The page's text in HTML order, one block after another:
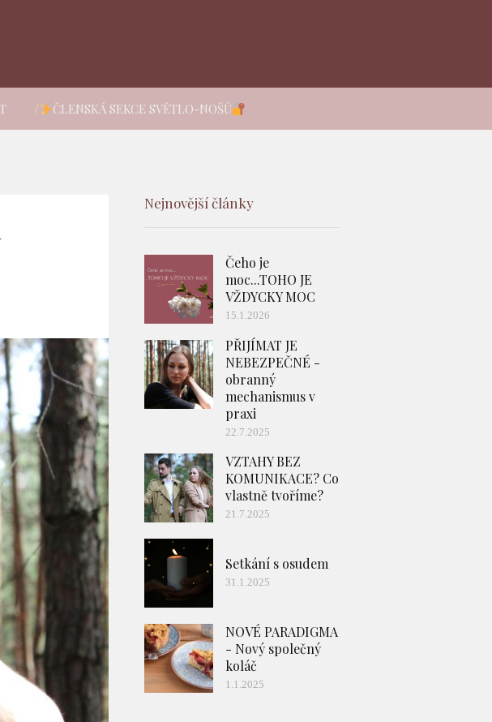
/ ČLENSKÁ SEKCE SVĚTLO-NOŠŮ
Nejnovější články
Čeho je
moc...TOHO JE
VŽDYCKY MOC
15.1.2026
PŘIJÍMAT JE
NEBEZPEČNÉ -
obranný
mechanismus v
praxi
22.7.2025
VZTAHY BEZ
KOMUNIKACE? Co
vlastně tvoříme?
21.7.2025
Setkání s osudem
31.1.2025
NOVÉ PARADIGMA
- Nový společný
koláč
1.1.2025